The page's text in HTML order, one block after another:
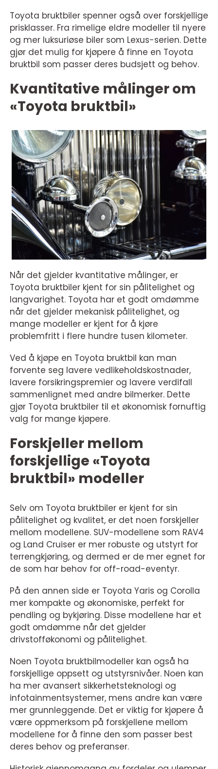
Toyota bruktbiler spenner også over forskjellige
prisklasser. Fra rimelige eldre modeller til nyere
og mer luksuriøse biler som Lexus-serien. Dette
gjør det mulig for kjøpere å finne en Toyota
bruktbil som passer deres budsjett og behov.
Kvantitative målinger om
«Toyota bruktbil»
Når det gjelder kvantitative målinger, er
Toyota bruktbiler kjent for sin pålitelighet og
langvarighet. Toyota har et godt omdømme
når det gjelder mekanisk pålitelighet, og
mange modeller er kjent for å kjøre
problemfritt i flere hundre tusen kilometer.
Ved å kjøpe en Toyota bruktbil kan man
forvente seg lavere vedlikeholdskostnader,
lavere forsikringspremier og lavere verdifall
sammenlignet med andre bilmerker. Dette
gjør Toyota bruktbiler til et økonomisk fornuftig
valg for mange kjøpere.
Forskjeller mellom
forskjellige «Toyota
bruktbil» modeller
Selv om Toyota bruktbiler er kjent for sin
pålitelighet og kvalitet, er det noen forskjeller
mellom modellene. SUV-modellene som RAV4
og Land Cruiser er mer robuste og utstyrt for
terrengkjøring, og dermed er de mer egnet for
de som har behov for off-road-eventyr.
På den annen side er Toyota Yaris og Corolla
mer kompakte og økonomiske, perfekt for
pendling og bykjøring. Disse modellene har et
godt omdømme når det gjelder
drivstofføkonomi og pålitelighet.
Noen Toyota bruktbilmodeller kan også ha
forskjellige oppsett og utstyrsnivåer. Noen kan
ha mer avansert sikkerhetsteknologi og
infotainmentsystemer, mens andre kan være
mer grunnleggende. Det er viktig for kjøpere å
være oppmerksom på forskjellene mellom
modellene for å finne den som passer best
deres behov og preferanser.